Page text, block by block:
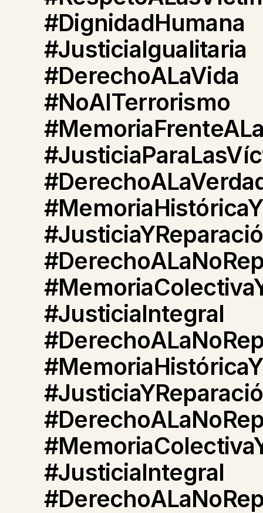
#DignidadHumana
#JusticiaIgualitaria
#DerechoALaVida
#NoAlTerrorismo
#JusticiaIntegral
#JusticiaIntegral